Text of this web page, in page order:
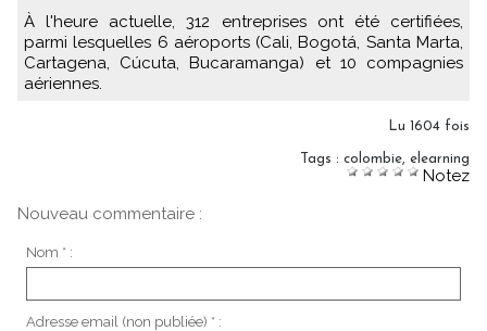
À l'heure actuelle, 312 entreprises ont été certifiées,
parmi lesquelles 6 aéroports (Cali, Bogotá, Santa Marta,
Cartagena, Cúcuta, Bucaramanga) et 10 compagnies
aériennes.
Lu 1604 fois
Tags : colombie, elearning
Notez
Nouveau commentaire :
Nom * :
Adresse email (non publiée) * :